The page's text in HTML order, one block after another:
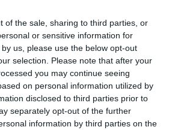
of the sale, sharing to third parties, or
or sensitive information for
us, please use the below opt-out
selection. Please note that after your
you may continue seeing
on personal information utilized by
disclosed to third parties prior to
separately opt-out of the further
information by third parties on the
μετατροπή της Μονής της
«Προστατεύουμε την
προγόνων μας» (βίντεο)